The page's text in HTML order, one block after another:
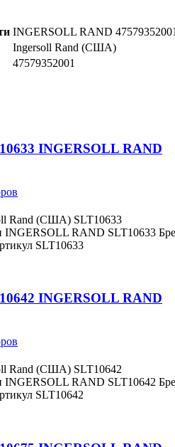
INGERSOLL RAND
Ingersoll Rand (США)
47579352001
INGERSOLL RAND
Rand (США) SLT10633
INGERSOLL RAND SLT10633
SLT10633
INGERSOLL RAND
Rand (США) SLT10642
INGERSOLL RAND SLT10642
SLT10642